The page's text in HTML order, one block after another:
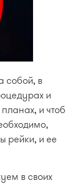
собой, в
и
и чтоб
рейки, и ее
в своих